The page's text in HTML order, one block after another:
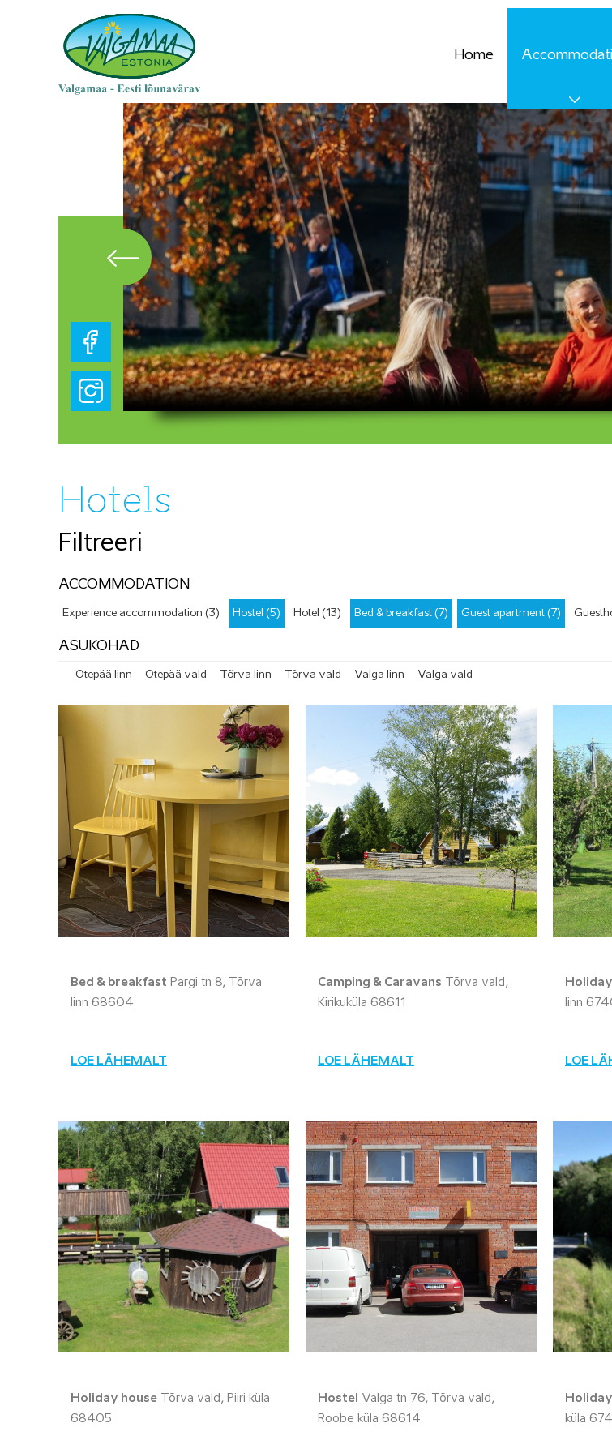
Home
Hotels
Filtreeri
ACCOMMODATION
Experience accommodation (3) Hostel (5) Hotel (13) Bed & breakfast (7) Guest apartment (7)
ASUKOHAD
Otepää linn Otepää vald Tõrva linn Tõrva vald Valga linn Valga vald
Bed & breakfast Pargi tn 8, Tõrva
linn 68604
LOE LÄHEMALT
Camping & Caravans Tõrva vald,
Kirikuküla 68611
LOE LÄHEMALT
linn
LOE
Holiday house Tõrva vald, Piiri küla
68405
Hostel
Valga tn 76, Tõrva vald,
Roobe küla 68614
küla